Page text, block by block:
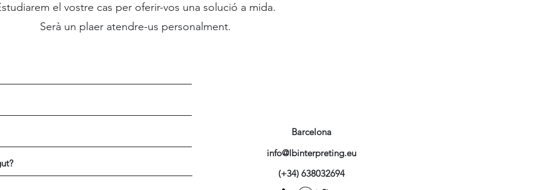
el vostre cas per oferir-vos una solució a mida.
Serà un plaer atendre-us personalment.
Barcelona
info@lbinterpreting.eu
(+34) 638032694